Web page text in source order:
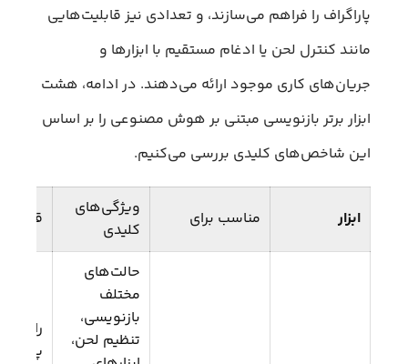
پاراگراف را فراهم می‌سازند، و تعدادی نیز قابلیت‌هایی
مانند کنترل لحن یا ادغام مستقیم با ابزارها و
جریان‌های کاری موجود ارائه می‌دهند. در ادامه، هشت
ابزار برتر بازنویسی مبتنی بر هوش مصنوعی را بر اساس
این شاخص‌های کلیدی بررسی می‌کنیم.
ابزار مناسب برای
ویژگی‌های
کلیدی
قیمت
حالت‌های
مختلف
بازنویسی،
تنظیم لحن،
رایگان؛